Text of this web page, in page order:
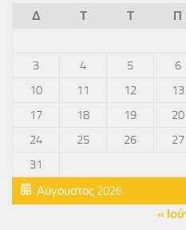
Αύγουστος 2026
Δ Τ Τ Π
3
4 5 6
10
11 12 13
17
18 19 20
24
25 26 27
31
«